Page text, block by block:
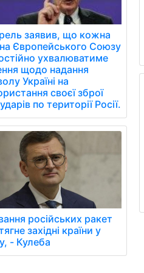
заявив, що кожна
Європейського Союзу
ухвалюватиме
щодо надання
Україні на
своєї зброї
по території Росії.
російських ракет
західні країни у
- Кулеба